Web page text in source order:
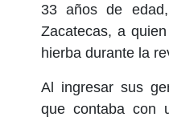
33 años de
Zacatecas, a
hierba durante la
Al ingresar sus
que contaba con